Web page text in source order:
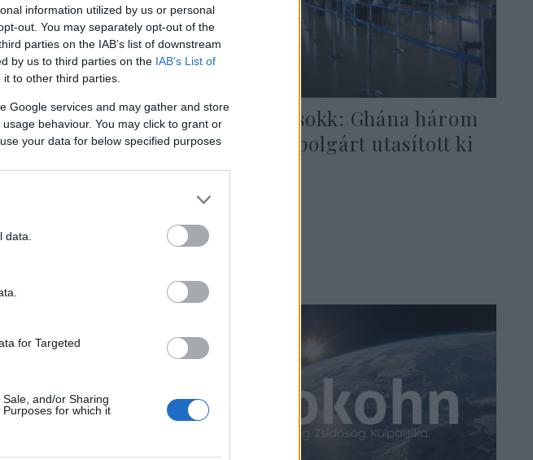
information utilized by us or personal
out. You may separately opt-out of the
parties on the IAB’s list of downstream
by us to third parties on the IAB’s List of
to other third parties.
Google services and may gather and store
behaviour. You may click to grant or
your data for below specified purposes
for Targeted
and/or Sharing
for which it
–
ortodox
Diplomáciai sokk: Ghána három
izraeli állampolgárt utasított ki
Accrából
2025. december 12.